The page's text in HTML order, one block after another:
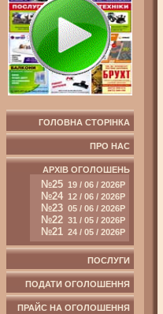
ГОЛОВНА СТОРІНКА
ПРО НАС
АРХІВ ОГОЛОШЕНЬ
№25 19 / 06 / 2026Р
№24 12 / 06 / 2026Р
№23 05 / 06 / 2026Р
№22 31 / 05 / 2026Р
№21 24 / 05 / 2026Р
ПОСЛУГИ
ПОДАТИ ОГОЛОШЕННЯ
ПРАЙС НА ОГОЛОШЕННЯ